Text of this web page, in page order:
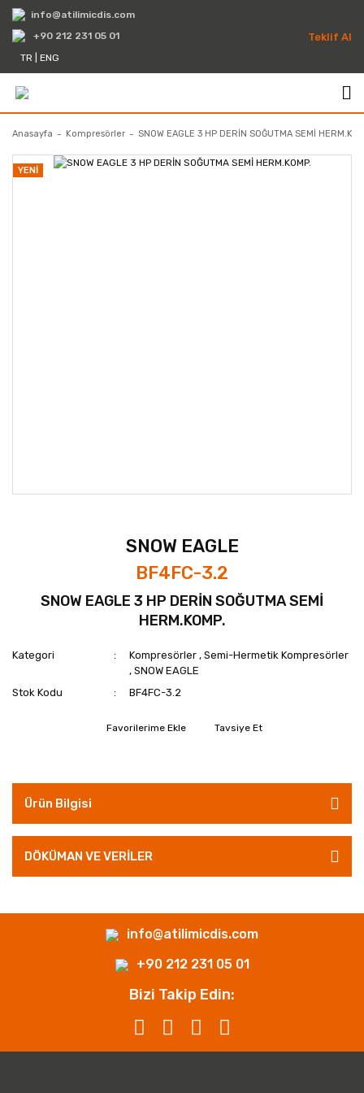
info@atilimicdis.com
+90 212 231 05 01
TR
ENG
Teklif Al
Anasayfa Kompresörler SNOW EAGLE 3 HP DERİN SOĞUTMA SEMİ
YENİ
SNOW EAGLE
BF4FC-3.2
SNOW EAGLE 3 HP DERİN SOĞUTMA SEMİ
HERM.KOMP.
Kategori Kompresörler ,Semi-Hermetik Kompresörler
,SNOW EAGLE
Stok Kodu
BF4FC-3.2
Tavsiye Et
Ürün Bilgisi
DÖKÜMAN VE VERİLER
info@atilimicdis.com
+90 212 231 05 01
Bizi Takip Edin: